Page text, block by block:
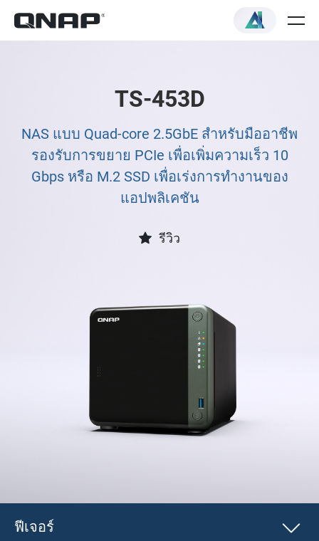
TS-453D
NAS แบบ Quad-core 2.5GbE สำหรับมืออาชีพ
รองรับการขยาย PCIe เพื่อเพิ่มความเร็ว 10
Gbps หรือ M.2 SSD เพื่อเร่งการทำงานของ
แอปพลิเคชัน
รีวิว
ฟีเจอร์